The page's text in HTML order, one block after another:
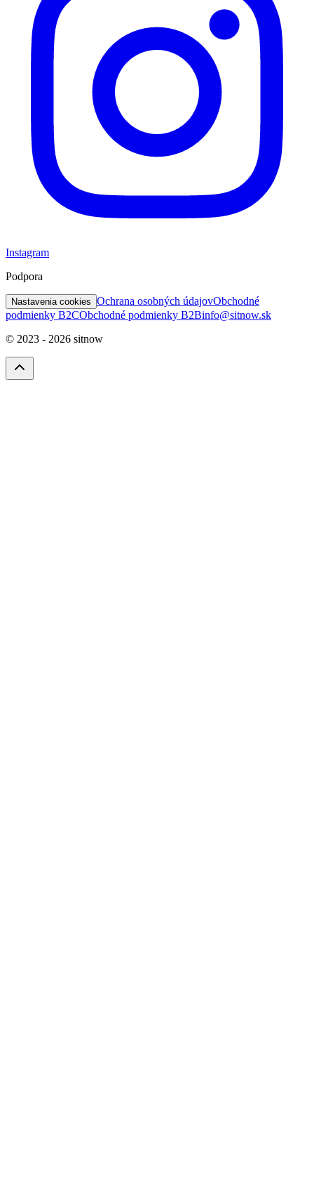
Instagram
Podpora
Nastavenia cookies Ochrana osobných údajovObchodné
podmienky B2CObchodné podmienky B2Binfo@sitnow.sk
© 2023 - 2026 sitnow